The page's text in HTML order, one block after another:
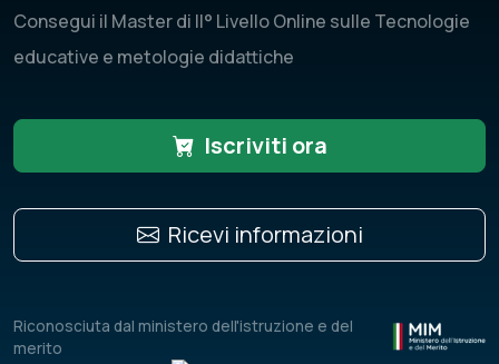
Consegui il Master di II° Livello Online sulle Tecnologie
educative e metologie didattiche
Iscriviti ora
Ricevi informazioni
Riconosciuta dal ministero dell'istruzione e del
merito